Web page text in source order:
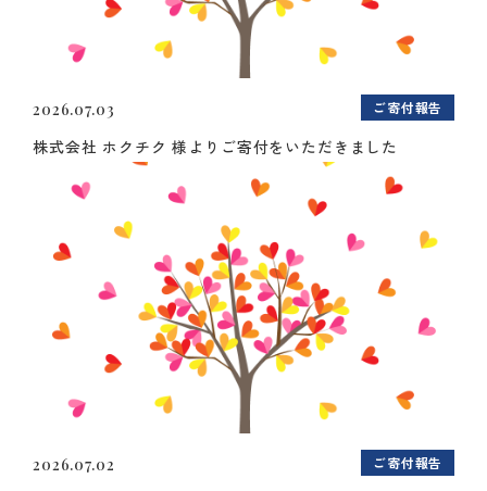
2026.07.03 ご寄付報告
株式会社 ホクチク 様よりご寄付をいただきました
2026.07.02 ご寄付報告